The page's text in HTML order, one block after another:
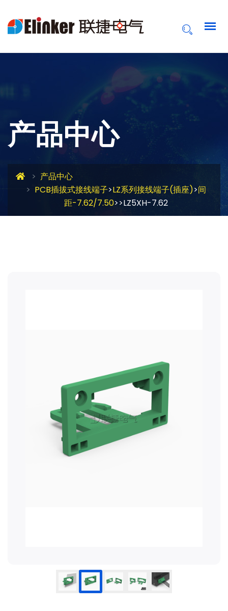
产品中心
产品中心
PCB插拔式接线端子>LZ系列接线端子(插座)>间
距-7.62/7.50>>LZ5XH-7.62